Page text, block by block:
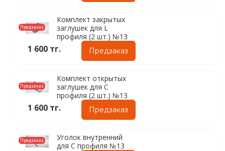
Предзаказ
Комплект закрытых
заглушек для L
профиля (2 шт.) №13
1 600 тг. Предзаказ
Предзаказ
Комплект открытых
заглушек для C
профиля (2 шт.) №13
1 600 тг. Предзаказ
Предзаказ
Уголок внутренний
для C профиля №13